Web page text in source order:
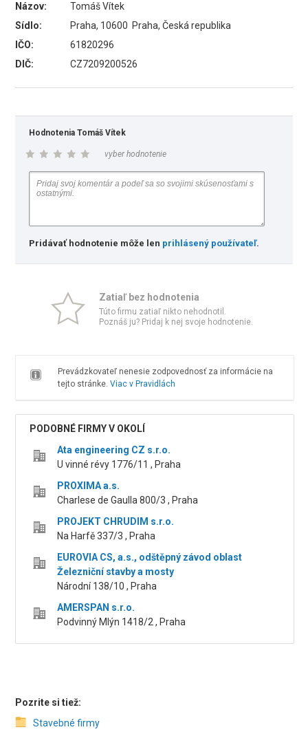
Názov:
Tomáš Vítek
Sídlo:
Praha, 10600 Praha, Česká republika
IČO:
61820296
DIČ:
CZ7209200526
Hodnotenia Tomáš Vítek
vyber hodnotenie
Pridávať hodnotenie môže len prihlásený používateľ.
Zatiaľ bez hodnotenia
Túto firmu zatiaľ nikto nehodnotil.
Poznáš ju? Pridaj k nej svoje hodnotenie.
Prevádzkovateľ nenesie zodpovednosť za informácie na
tejto stránke. Viac v Pravidlách
PODOBNÉ FIRMY V OKOLÍ
Ata engineering CZ s.r.o.
U vinné révy 1776/11 , Praha
PROXIMA a.s.
Charlese de Gaulla 800/3 , Praha
PROJEKT CHRUDIM s.r.o.
Na Harfě 337/3 , Praha
EUROVIA CS, a.s., odštěpný závod oblast
Železniční stavby a mosty
Národní 138/10 , Praha
AMERSPAN s.r.o.
Podvinný Mlýn 1418/2 , Praha
Pozrite si tiež:
Stavebné firmy